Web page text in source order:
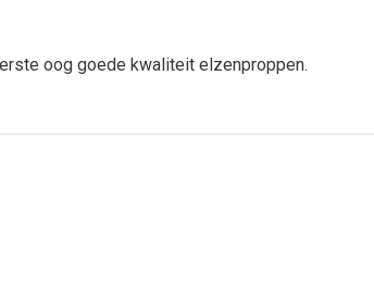
oog goede kwaliteit elzenproppen.